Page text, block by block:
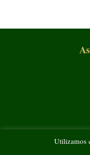
Utilizamos